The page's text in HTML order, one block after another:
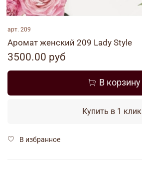
арт. 209
Аромат женский 209 Lady Style
3500.00 руб
В корзину
Купить в 1 клик
В избранное